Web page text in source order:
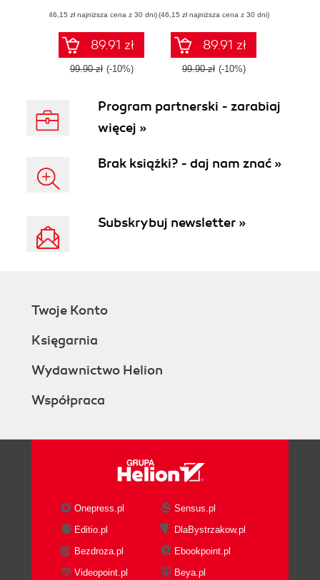
(46,15 zł najniższa cena z 30 dni)
89.91 zł
99.90 zł (-10%)
(46,15 zł najniższa cena z 30 dni)
89.91 zł
99.90 zł (-10%)
Program partnerski - zarabiaj
więcej »
Brak książki? - daj nam znać »
Subskrybuj newsletter »
Twoje Konto
Księgarnia
Wydawnictwo Helion
Współpraca
Onepress.pl
Sensus.pl
Editio.pl
DlaBystrzakow.pl
Bezdroza.pl
Ebookpoint.pl
Videopoint.pl
Beya.pl